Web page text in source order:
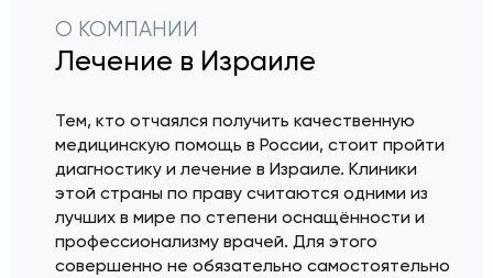
О КОМПАНИИ
Лечение в Израиле
Тем, кто отчаялся получить качественную
медицинскую помощь в России, стоит пройти
диагностику и лечение в Израиле. Клиники
этой страны по праву считаются одними из
лучших в мире по степени оснащённости и
профессионализму врачей. Для этого
совершенно не обязательно самостоятельно